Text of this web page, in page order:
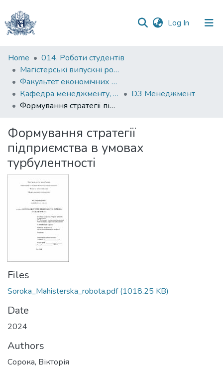
Log In (current)
Communities
&
Collections
All of DSpace
Statistics
Home
014. Роботи студентів
Магістерські випускні роботи
Факультет економічних наук
Кафедра менеджменту, маркетингу та підприємництва
D3 Менеджмент
Формування стратегії підприємства в умовах турбулентності
Формування стратегії
підприємства в умовах
турбулентності
Files
Soroka_Mahisterska_robota.pdf(1018.25 KB)
Date
2024
Authors
Сорока, Вікторія